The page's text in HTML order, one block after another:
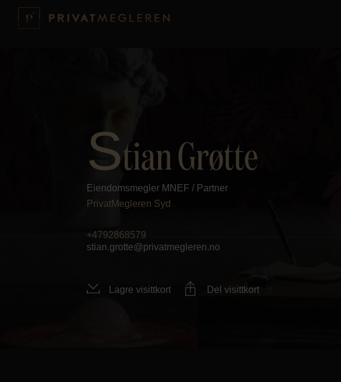
Stian Grøtte
Eiendomsmegler MNEF / Partner
PrivatMegleren Syd
+4792868579
stian.grotte@privatmegleren.no
Lagre visittkort Del visittkort